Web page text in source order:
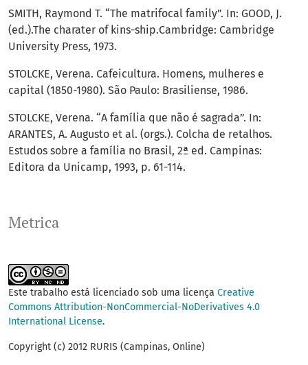
Metrica
SMITH, Raymond T. “The matrifocal family”. In: GOOD, J.
(ed.).The charater of kins-ship.Cambridge: Cambridge
University Press, 1973.
STOLCKE, Verena. Cafeicultura. Homens, mulheres e
capital (1850-1980). São Paulo: Brasiliense, 1986.
STOLCKE, Verena. “A família que não é sagrada”. In:
ARANTES, A. Augusto et al. (orgs.). Colcha de retalhos.
Estudos sobre a família no Brasil, 2ª ed. Campinas:
Editora da Unicamp, 1993, p. 61-114.
Este trabalho está licenciado sob uma licença Creative
Commons Attribution-NonCommercial-NoDerivatives 4.0
International License.
Copyright (c) 2012 RURIS (Campinas, Online)